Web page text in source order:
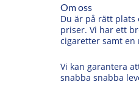
Om oss
Du är på rätt
priser. Vi har ett
cigaretter samt
Vi kan garantera
snabba snabba